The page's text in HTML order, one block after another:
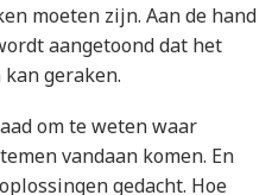
moeten zijn. Aan de hand
aangetoond dat het
geraken.
om te weten waar
vandaan komen. En
gedacht. Hoe